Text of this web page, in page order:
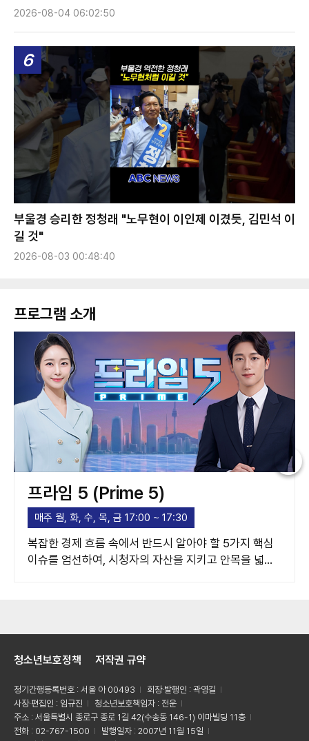
2026-08-04 06:02:50
6
부울경 승리한 정청래 "노무현이 이인제 이겼듯, 김민석 이
길 것"
2026-08-03 00:48:40
프로그램 소개
프라임 5 (Prime 5)
매주 월, 화, 수, 목, 금 17:00 ~ 17:30
복잡한 경제 흐름 속에서 반드시 알아야 할 5가지 핵심
이슈를 엄선하여, 시청자의 자산을 지키고 안목을 넓혀
청소년보호정책 저작권 규약
정기간행등록번호 : 서울 아 00493
회장·발행인 : 곽영길
사장·편집인 : 임규진
청소년보호책임자 : 전운
주소 : 서울특별시 종로구 종로 1길 42(수송동 146-1) 이마빌딩 11층
전화 : 02-767-1500
발행일자 : 2007년 11월 15일